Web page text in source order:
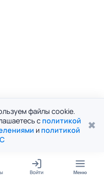
файлы cookie.
с политикой
и политикой
✖
Войти Меню